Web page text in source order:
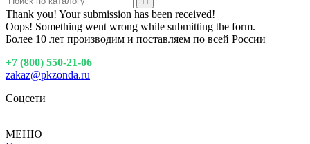
Thank you! Your submission has been received!
Oops! Something went wrong while submitting the form.
Более 10 лет производим и поставляем по всей России
+7 (800) 550-21-06
zakaz@pkzonda.ru
Соцсети
МЕНЮ